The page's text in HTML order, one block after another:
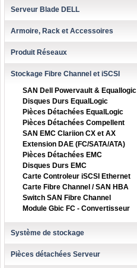
Serveur Blade DELL
Armoire, Rack et Accessoires
Produit Réseaux
Stockage Fibre Channel et iSCSI
SAN Dell Powervault & Equallogic
Disques Durs EqualLogic
Pièces Détachées EqualLogic
Pièces Détachées Compellent
SAN EMC Clariion CX et AX
Extension DAE (FC/SATA/ATA)
Pièces Détachées EMC
Disques Durs EMC
Carte Controleur iSCSI Ethernet
Carte Fibre Channel / SAN HBA
Switch SAN Fibre Channel
Module Gbic FC - Convertisseur
Système de stockage
Pièces détachées Serveur